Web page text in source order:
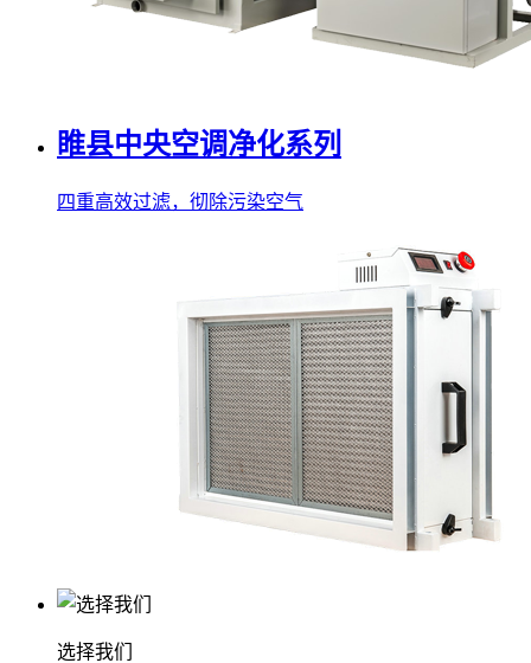
睢县中央空调净化系列
四重高效过滤，彻除污染空气
选择我们